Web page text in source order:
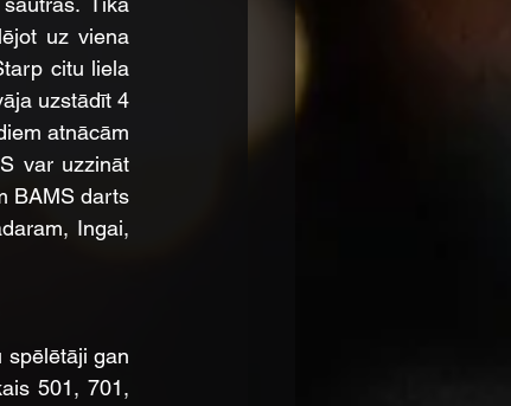
uz viena
citu liela
uzstādīt 4
atnācām
var uzzināt
BAMS darts
Ingai,
spēlētāji gan
501, 701,